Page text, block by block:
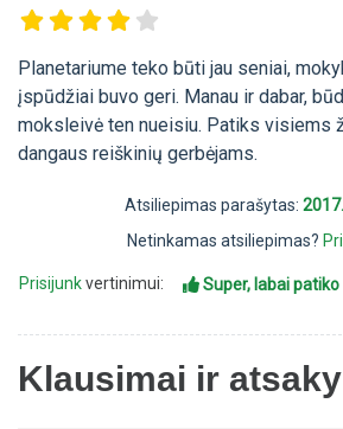
Planetariume teko būti jau seniai,
įspūdžiai buvo geri. Manau ir dabar,
moksleivė ten nueisiu. Patiks visiems
dangaus reiškinių gerbėjams.
Atsiliepimas parašytas:
Netinkamas atsiliepimas?
Prisijunkvertinimui: Super, labai patiko
Klausimai ir